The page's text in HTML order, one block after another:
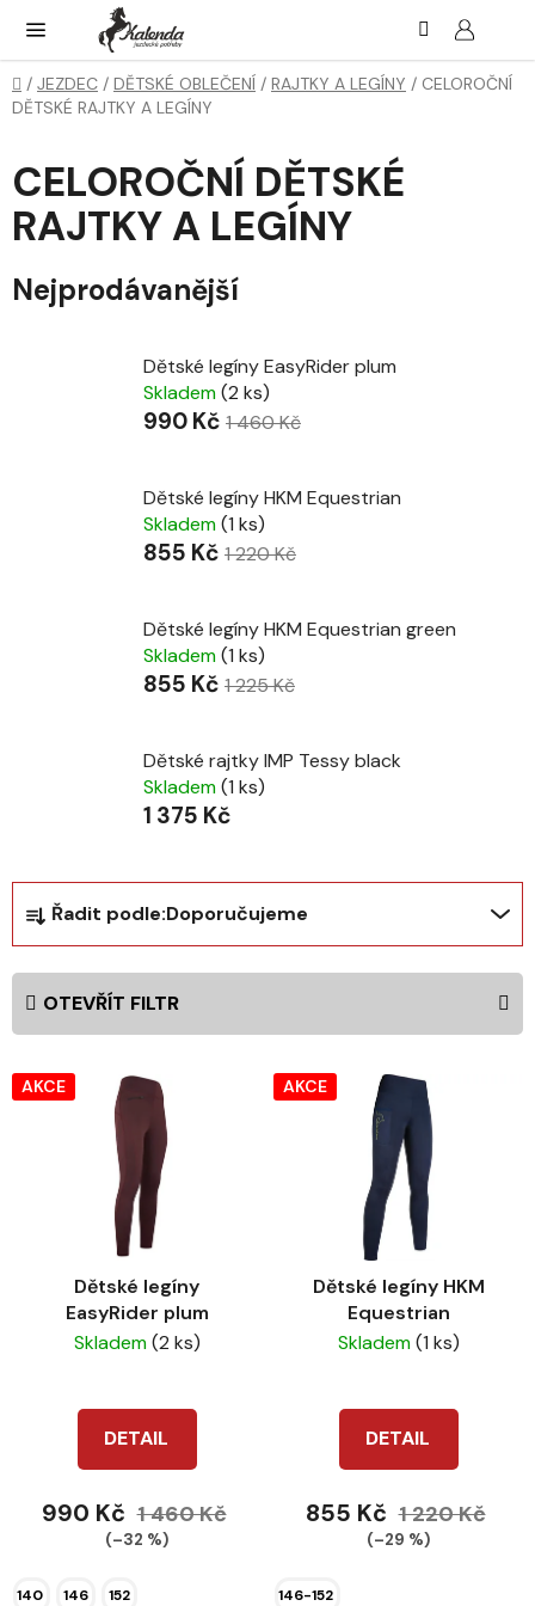
obsah
Domů
/ JEZDEC / DĚTSKÉ OBLEČENÍ / RAJTKY A LEGÍNY / CELOROČNÍ
DĚTSKÉ RAJTKY A LEGÍNY
CELOROČNÍ DĚTSKÉ
RAJTKY A LEGÍNY
Nejprodávanější
Dětské legíny EasyRider plum
Skladem(2 ks)
990 Kč 1 460 Kč
Dětské legíny HKM Equestrian
Skladem(1 ks)
855 Kč 1 220 Kč
Dětské legíny HKM Equestrian green
Skladem(1 ks)
855 Kč 1 225 Kč
Dětské rajtky IMP Tessy black
Skladem(1 ks)
1 375 Kč
a
z
e
n
p
Řadit podle:Doporučujeme
OTEVŘÍT FILTR
V
ý
AKCE
Dětské legíny
EasyRider plum
Skladem(2 ks)
DETAIL
990 Kč 1 460 Kč
(–32 %)
140 146 152
AKCE
Dětské legíny HKM
Equestrian
Skladem(1 ks)
DETAIL
855 Kč 1 220 Kč
(–29 %)
146-152